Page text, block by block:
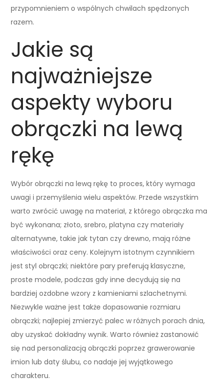
przypomnieniem o wspólnych chwilach spędzonych
razem.
Jakie są
najważniejsze
aspekty wyboru
obrączki na lewą
rękę
Wybór obrączki na lewą rękę to proces, który wymaga
uwagi i przemyślenia wielu aspektów. Przede wszystkim
warto zwrócić uwagę na materiał, z którego obrączka ma
być wykonana; złoto, srebro, platyna czy materiały
alternatywne, takie jak tytan czy drewno, mają różne
właściwości oraz ceny. Kolejnym istotnym czynnikiem
jest styl obrączki; niektóre pary preferują klasyczne,
proste modele, podczas gdy inne decydują się na
bardziej ozdobne wzory z kamieniami szlachetnymi.
Niezwykle ważne jest także dopasowanie rozmiaru
obrączki; najlepiej zmierzyć palec w różnych porach dnia,
aby uzyskać dokładny wynik. Warto również zastanowić
się nad personalizacją obrączki poprzez grawerowanie
imion lub daty ślubu, co nadaje jej wyjątkowego
charakteru.